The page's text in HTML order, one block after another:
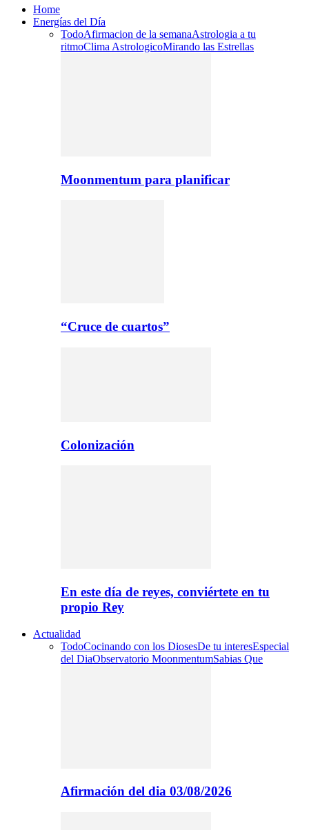
Home
Energías del Día
TodoAfirmacion de la semanaAstrologia a tu
ritmoClima AstrologicoMirando las Estrellas
Moonmentum para planificar
“Cruce de cuartos”
Colonización
En este día de reyes, conviértete en tu
propio Rey
Actualidad
TodoCocinando con los DiosesDe tu interesEspecial
del DiaObservatorio MoonmentumSabias Que
Afirmación del dia 03/08/2026